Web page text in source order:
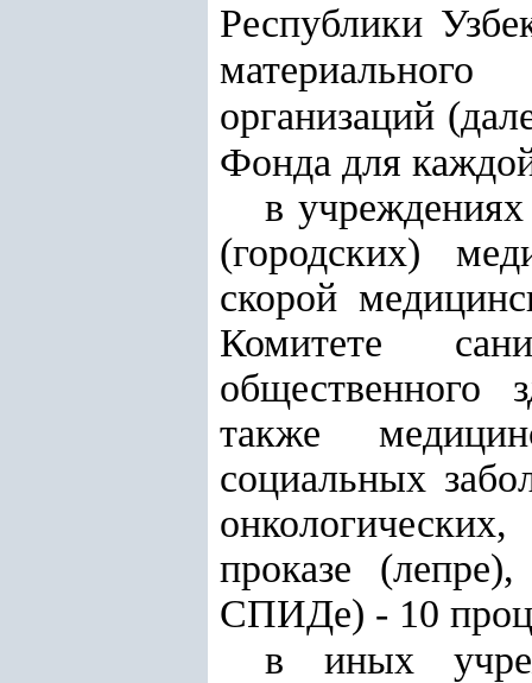
Республики
организаций
Фонда для
в
(городских)
скорой
Комитете
общественного
также
социальных
проказе
СПИДе) - 10
в иных